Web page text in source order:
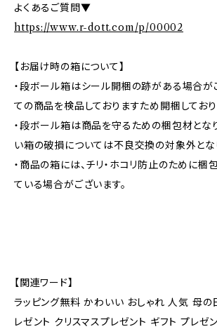
よくあるご質問▼
https://www.r-dott.com/p/00002
【お届け時の箱について】
・段ボール箱はシール開梱の跡がある場合が
ての商品を検品しておりますため開梱しており
・段ボール箱は商品を守るための梱包材とな
い箱の破損については不良交換の対象外とな
・商品の箱には、チリ・ホコリ防止のために梱
ている場合がございます。
【関連ワード】
ラッピング無料 かわいい おしゃれ 人気 母
レゼント クリスマスプレゼント ギフト プレゼ